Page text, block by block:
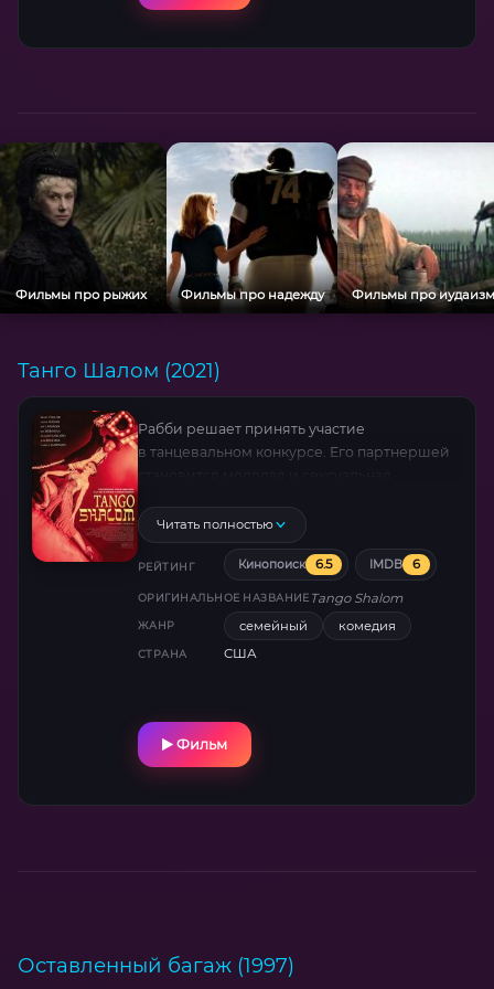
другие актёры передают духовную мощь
Фильмы про рыжих Фильмы про надежду Фильмы про иудаизм
Танго Шалом (2021)
Рабби решает принять участие
в танцевальном конкурсе. Его партнершей
осложняется тем, что ортодоксальным
евреям нельзя прикасаться ни к каким
женщинам, кроме своей жены.
Читать полностью
РЕЙТИНГ Кинопоиск 6.5 IMDB 6
ОРИГИНАЛЬНОЕ НАЗВАНИЕ Tango Shalom
ЖАНР семейный комедия
СТРАНА США
Фильм
Оставленный багаж (1997)